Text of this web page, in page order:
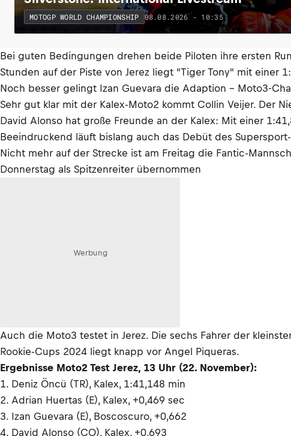
MOTOGP WORLD CHAMPIONSHIP 08.08.2026 - 10:35
Bei guten Bedingungen drehen beide Piloten ihre ersten
Stunden auf der Piste von Jerez liegt "Tiger Tony" mit einer
Noch besser gelingt Izan Guevara die Adaption – Moto3-
Sehr gut klar mit der Kalex-Moto2 kommt Collin Veijer. Der
David Alonso hat große Freunde an der Kalex: Mit einer
Beeindruckend läuft bislang auch das Debüt des
Nicht mehr auf der Strecke ist am Freitag die Fantic-
Donnerstag als Spitzenreiter übernommen
Werbung
Auch die Moto3 testet in Jerez. Die sechs Fahrer der
Rookie-Cups 2024 liegt knapp vor Angel Piqueras.
Ergebnisse Moto2 Test Jerez, 13 Uhr (22. November):
1. Deniz Öncü (TR), Kalex, 1:41,148 min
2. Adrian Huertas (E), Kalex, +0,469 sec
3. Izan Guevara (E), Boscoscuro, +0,662
4. David Alonso (CO), Kalex, +0,693